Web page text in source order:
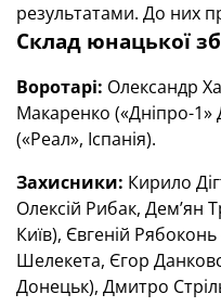
результатами. До них
Склад юнацької
Воротарі: Олександр
Макаренко («Дніпро-1»
(«Реал», Іспанія).
Захисники: Кирило
Олексій Рибак, Дем’ян
Київ), Євгеній
Шелекета, Єгор
Донецьк), Дмитро